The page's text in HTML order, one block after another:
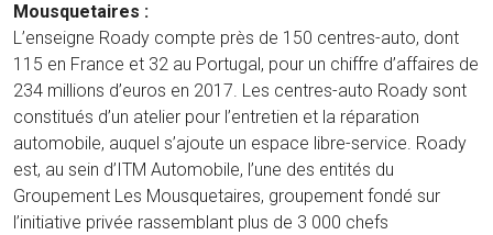
Mousquetaires :
L’enseigne Roady compte près de 150 centres-auto, dont
115 en France et 32 au Portugal, pour un chiffre d’affaires de
234 millions d’euros en 2017. Les centres-auto Roady sont
constitués d’un atelier pour l’entretien et la réparation
automobile, auquel s’ajoute un espace libre-service. Roady
est, au sein d’ITM Automobile, l’une des entités du
Groupement Les Mousquetaires, groupement fondé sur
l’initiative privée rassemblant plus de 3 000 chefs